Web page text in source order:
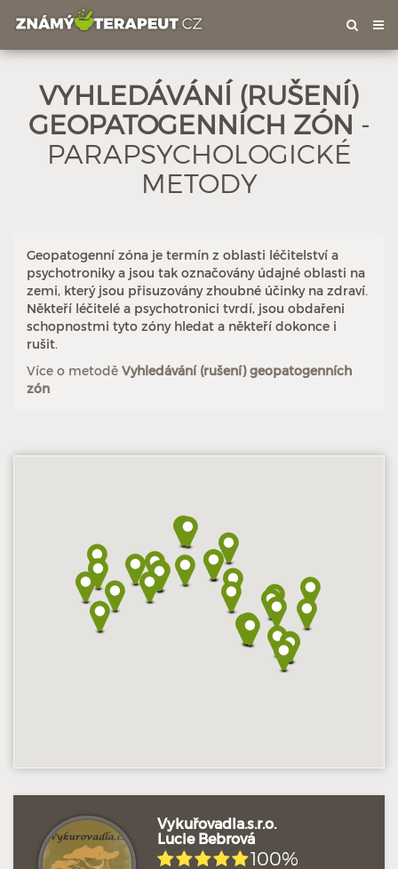
VYHLEDÁVÁNÍ (RUŠENÍ)
GEOPATOGENNÍCH ZÓN -
PARAPSYCHOLOGICKÉ
METODY
Geopatogenní zóna je termín z oblasti léčitelství a
psychotroniky a jsou tak označovány údajné oblasti na
zemi, který jsou přisuzovány zhoubné účinky na zdraví.
Někteří léčitelé a psychotronici tvrdí, jsou obdařeni
schopnostmi tyto zóny hledat a někteří dokonce i
rušit.
Více o metodě Vyhledávání (rušení) geopatogenních
zón
Vykuřovadla.s.r.o.
Lucie Bebrová
100%
Hodnoceno: 3×
Hodnoceno: 2× Profil terapeuta